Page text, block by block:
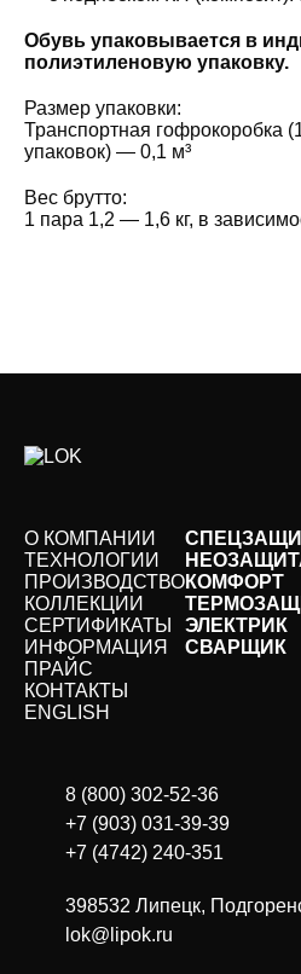
Обувь упаковывается в
полиэтиленовую упаковку.
Размер упаковки:
Транспортная гофрокоробка
упаковок) — 0,1 м³
Вес брутто:
1 пара 1,2 — 1,6 кг, в
О КОМПАНИИ
ТЕХНОЛОГИИ
ПРОИЗВОДСТВО
КОЛЛЕКЦИИ
СЕРТИФИКАТЫ
ИНФОРМАЦИЯ
ПРАЙС
КОНТАКТЫ
ЕNGLISH
КОМФОРТ
ЭЛЕКТРИК
СВАРЩИК
8 (800) 302-52-36
+7 (903) 031-39-39
+7 (4742) 240-351
398532 Липецк,
lok@lipok.ru